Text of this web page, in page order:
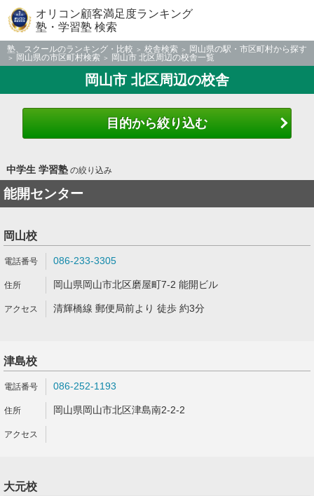
オリコン顧客満足度ランキング
塾・学習塾 検索
塾、スクールのランキング・比較 校舎検索
岡山県の駅・市区町村から探す
岡山県の市区町村検索
岡山市 北区周辺の校舎一覧
岡山市 北区周辺の校舎
目的から絞り込む
中学生 学習塾の絞り込み
能開センター
岡山校
086-233-3305
岡山県岡山市北区磨屋町7-2 能開ビル
清輝橋線 郵便局前より 徒歩 約3分
津島校
086-252-1193
岡山県岡山市北区津島南2-2-2
大元校